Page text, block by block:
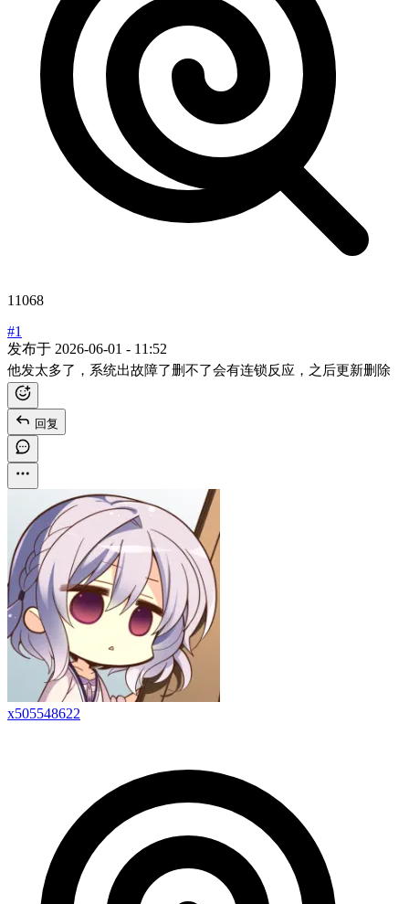
11068
#1
发布于 2026-06-01 - 11:52
他发太多了，系统出故障了删不了会有连锁反应，之后更新删除
回复
x505548622